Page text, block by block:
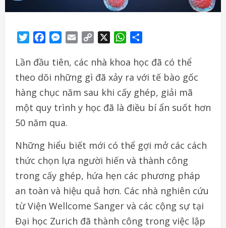
TwitterFacebookMessenger
Email
Copy
WhatsApp
Lần đầu tiên, các nhà khoa học đã có thể
theo dõi những gì đã xảy ra với tế bào gốc
hàng chục năm sau khi cấy ghép, giải mã
một quy trình y học đã là điều bí ẩn suốt hơn
50 năm qua.
Những hiểu biết mới có thể gợi mở các cách
thức chọn lựa người hiến và thành công
trong cấy ghép, hứa hẹn các phương pháp
an toàn và hiệu quả hơn. Các nhà nghiên cứu
từ Viện Wellcome Sanger và các cộng sự tại
Đại học Zurich đã thành công trong việc lập